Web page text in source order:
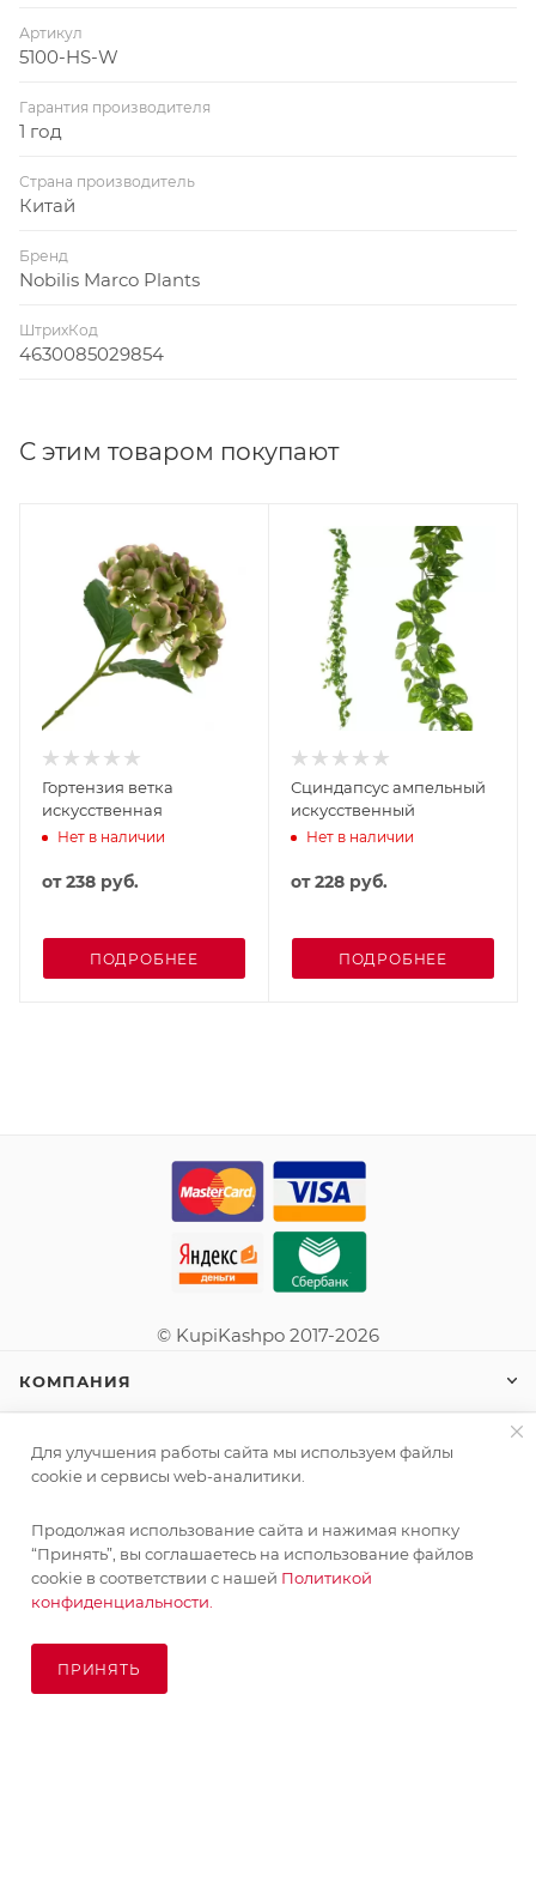
Артикул
5100-HS-W
Гарантия производителя
1 год
Страна производитель
Китай
Бренд
Nobilis Marco Plants
ШтрихКод
4630085029854
С этим товаром покупают
Гортензия ветка
искусственная
Нет в наличии
от238 руб.
ПОДРОБНЕЕ
Сциндапсус ампельный
искусственный
Нет в наличии
от228 руб.
ПОДРОБНЕЕ
© KupiKashpo 2017-2026
КОМПАНИЯ
ПОДПИСАТЬСЯ НА РАССЫЛКУ
Для улучшения работы сайта мы используем файлы
cookie и сервисы web-аналитики.
Продолжая использование сайта и нажимая кнопку
“Принять”, вы соглашаетесь на использование файлов
cookie в соответствии с нашей Политикой
конфиденциальности.
ПРИНЯТЬ